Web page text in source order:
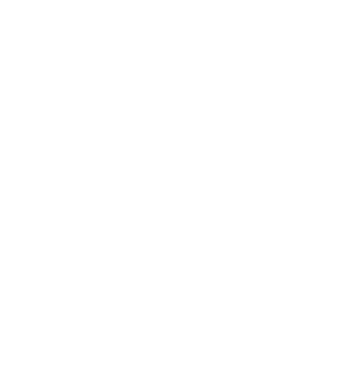
system
organisationens